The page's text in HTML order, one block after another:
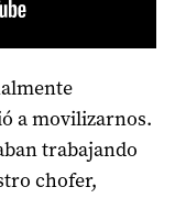
a movilizarnos.
trabajando
chofer,